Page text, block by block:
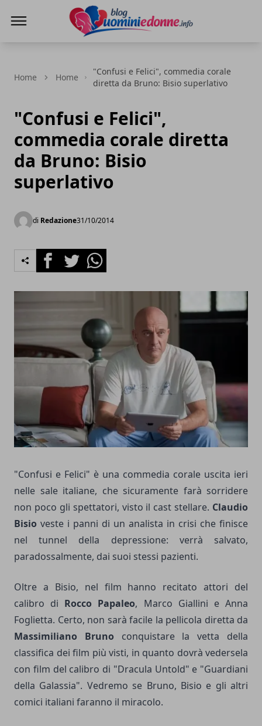
Home Home
"Confusi e Felici", commedia corale
diretta da Bruno: Bisio superlativo
"Confusi e Felici",
commedia corale diretta
da Bruno: Bisio
superlativo
di Redazione31/10/2014
FacebookTwitterWhatsapp
"Confusi e Felici" è una commedia corale uscita ieri
nelle sale italiane, che sicuramente farà sorridere
non poco gli spettatori, visto il cast stellare. Claudio
Bisio veste i panni di un analista in crisi che finisce
nel tunnel della depressione: verrà salvato,
paradossalmente, dai suoi stessi pazienti.
Oltre a Bisio, nel film hanno recitato attori del
calibro di Rocco Papaleo, Marco Giallini e Anna
Foglietta. Certo, non sarà facile la pellicola diretta da
Massimiliano Bruno conquistare la vetta della
classifica dei film più visti, in quanto dovrà vedersela
con film del calibro di "Dracula Untold" e "Guardiani
della Galassia". Vedremo se Bruno, Bisio e gli altri
comici italiani faranno il miracolo.